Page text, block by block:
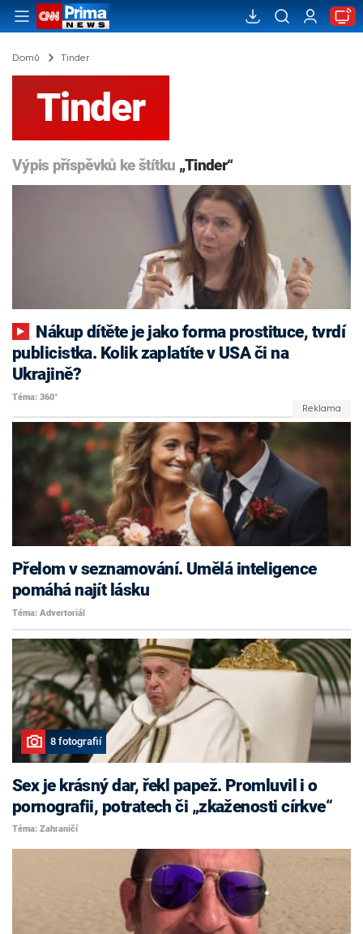
Domů Tinder
Tinder
Výpis příspěvků ke štítku „Tinder“
publicistka. Kolik zaplatíte v USA či na
Ukrajině?
Téma: 360°
Přelom v seznamování. Umělá inteligence
pomáhá najít lásku
Téma: Advertoriál
8 fotografií
Sex je krásný dar, řekl papež. Promluvil i o
pornografii, potratech či „zkaženosti církve“
Téma: Zahraničí